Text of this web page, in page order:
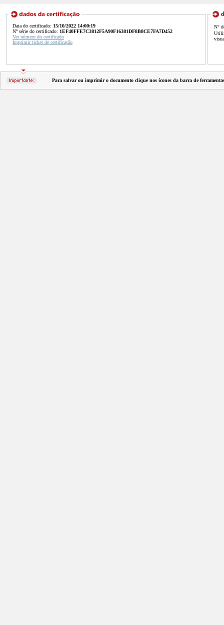
Data do certificado: 15/10/2022 14:00:19
Nº série do certificado: 1EF40FFE7C3812F5A90F16381DF8B8CE7FA7D452
Ver número do certificado
Imprimir ticket de certificação
N°
Para salvar ou imprimir o documento clique nos ícones da barra de